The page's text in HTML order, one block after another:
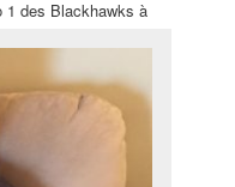
1 des Blackhawks à